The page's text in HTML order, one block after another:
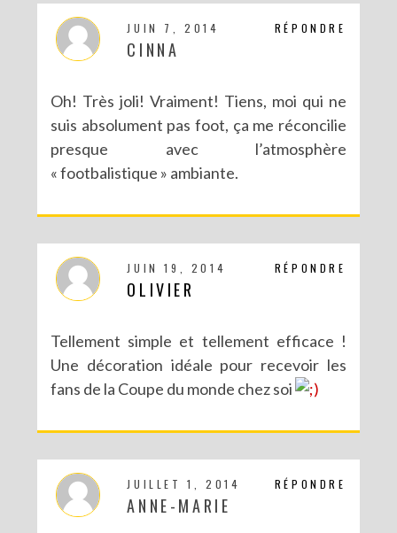
RÉPONDRE
JUIN 7, 2014
CINNA
Oh! Très joli! Vraiment! Tiens, moi qui ne
suis absolument pas foot, ça me réconcilie
presque avec l’atmosphère
« footbalistique » ambiante.
RÉPONDRE
JUIN 19, 2014
OLIVIER
Tellement simple et tellement efficace !
Une décoration idéale pour recevoir les
fans de la Coupe du monde chez soi
RÉPONDRE
JUILLET 1, 2014
ANNE-MARIE